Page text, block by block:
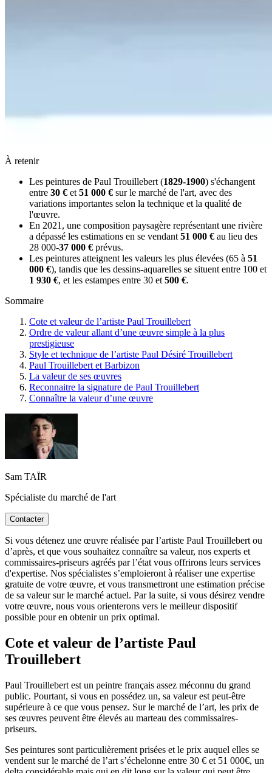
À retenir
Les peintures de Paul Trouillebert (1829-1900) s'échangent
entre 30 € et 51 000 € sur le marché de l'art, avec des
variations importantes selon la technique et la qualité de
l'œuvre.
En 2021, une composition paysagère représentant une rivière
a dépassé les estimations en se vendant 51 000 € au lieu des
28 000-37 000 € prévus.
Les peintures atteignent les valeurs les plus élevées (65 à 51
000 €), tandis que les dessins-aquarelles se situent entre 100 et
1 930 €, et les estampes entre 30 et 500 €.
Sommaire
Cote et valeur de l’artiste Paul Trouillebert
Ordre de valeur allant d’une œuvre simple à la plus
prestigieuse
Style et technique de l’artiste Paul Désiré Trouillebert
Paul Trouillebert et Barbizon
La valeur de ses œuvres
Reconnaitre la signature de Paul Trouillebert
Connaître la valeur d’une œuvre
Sam TAÏR
Spécialiste du marché de l'art
Contacter
Si vous détenez une œuvre réalisée par l’artiste Paul Trouillebert ou
d’après, et que vous souhaitez connaître sa valeur, nos experts et
commissaires-priseurs agréés par l’état vous offrirons leurs services
d'expertise. Nos spécialistes s’emploieront à réaliser une expertise
gratuite de votre œuvre, et vous transmettront une estimation précise
de sa valeur sur le marché actuel. Par la suite, si vous désirez vendre
votre œuvre, nous vous orienterons vers le meilleur dispositif
possible pour en obtenir un prix optimal.
Cote et valeur de l’artiste Paul
Trouillebert
Paul Trouillebert est un peintre français assez méconnu du grand
public. Pourtant, si vous en possédez un, sa valeur est peut-être
supérieure à ce que vous pensez. Sur le marché de l’art, les prix de
ses œuvres peuvent être élevés au marteau des commissaires-
priseurs.
Ses peintures sont particulièrement prisées et le prix auquel elles se
vendent sur le marché de l’art s’échelonne entre 30 € et 51 000€, un